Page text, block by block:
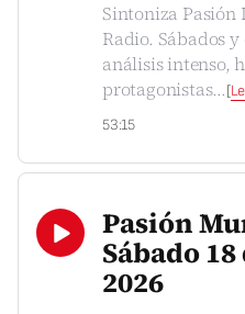
Sintoniza Pasión
Radio. Sábados
análisis intenso,
protagonistas...[
53:15
Pasión
Sábado
2026